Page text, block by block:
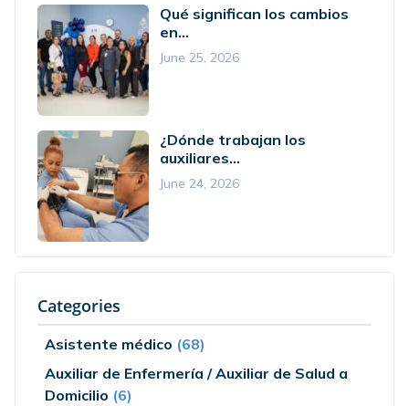
Qué significan los cambios
en...
June 25, 2026
¿Dónde trabajan los
auxiliares...
June 24, 2026
Categories
Asistente médico (68)
Auxiliar de Enfermería / Auxiliar de Salud a
Domicilio (6)